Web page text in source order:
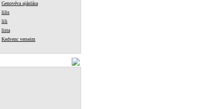
Genovéva ajánlása
lilis
lili
lista
Kedvenc verseim